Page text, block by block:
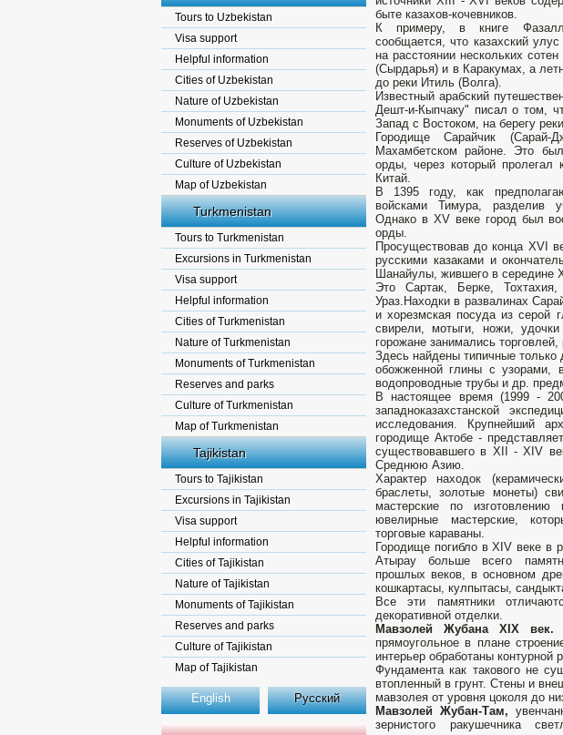
Tours to Uzbekistan
Visa support
Helpful information
Cities of Uzbekistan
Nature of Uzbekistan
Monuments of Uzbekistan
Reserves of Uzbekistan
Culture of Uzbekistan
Map of Uzbekistan
Turkmenistan
Tours to Turkmenistan
Excursions in Turkmenistan
Visa support
Helpful information
Cities of Turkmenistan
Nature of Turkmenistan
Monuments of Turkmenistan
Reserves and parks
Culture of Turkmenistan
Map of Turkmenistan
Tajikistan
Tours to Tajikistan
Excursions in Tajikistan
Visa support
Helpful information
Cities of Tajikistan
Nature of Tajikistan
Monuments of Tajikistan
Reserves and parks
Culture of Tajikistan
Map of Tajikistan
English Русский
быте казахов-кочевников.
К примеру, в книге
сообщается, что казахский
на расстоянии нескольких
(Сырдарья) и в Каракумах, а
до реки Итиль (Волга).
Известный арабский
Дешт-и-Кыпчаку" писал о том,
Запад с Востоком, на берегу
Городище Сарайчик (Сарай-
Махамбетском районе. Это
орды, через который
Китай.
В 1395 году, как
войсками Тимура, разделив
Однако в XV веке город был
орды.
Просуществовав до конца XVI
русскими казаками и
Шанайулы, жившего в середине
Это Сартак, Берке,
Ураз.Находки в развалинах
и хорезмская посуда из серой
свирели, мотыги, ножи,
горожане занимались
Здесь найдены типичные
обожженной глины с узорами,
водопроводные трубы и др.
В настоящее время (1999 -
западноказахстанской
исследования. Крупнейший
городище Актобе -
существовавшего в XII - XIV
Среднюю Азию.
Характер находок
браслеты, золотые монеты)
мастерские по
ювелирные мастерские,
торговые караваны.
Городище погибло в XIV веке в
Атырау больше всего
прошлых веков, в основном
кошкартасы, кулпытасы,
Все эти памятники
декоративной отделки.
Мавзолей Жубана ХІХ век.
прямоугольное в плане
интерьер обработаны контурной
Фундамента как такового не
втопленный в грунт. Стены и
мавзолея от уровня цоколя до
Мавзолей Жубан-Там,
зернистого ракушечника